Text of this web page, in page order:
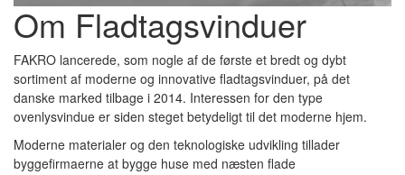
Om Fladtagsvinduer
FAKRO lancerede, som nogle af de første et bredt og dybt
sortiment af moderne og innovative fladtagsvinduer, på det
danske marked tilbage i 2014. Interessen for den type
ovenlysvindue er siden steget betydeligt til det moderne hjem.
Moderne materialer og den teknologiske udvikling tillader
byggefirmaerne at bygge huse med næsten flade